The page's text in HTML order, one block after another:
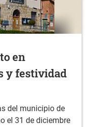
en
y festividad
del municipio de
el 31 de diciembre